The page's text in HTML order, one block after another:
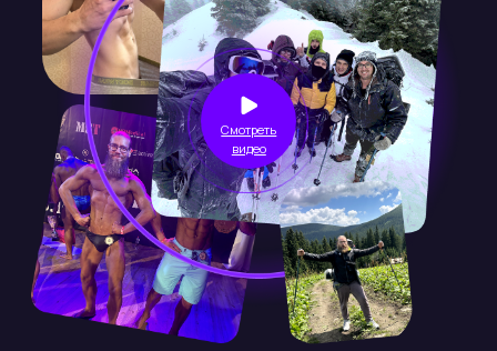
в жизни, создал мужской клуб «Мастера
жизни», разработал авторские тренинги и
методики.
В мышлении
— перешёл на уровень
мышления масштаба и влияния.
В рекордах— 14 соревнований за 1 год,
покорил 2 горы, стал номинантом в «Книгу
рекордов Украины».
И ты сможешь так же со мной
в менторстве.
Сделай свой первый шаг с
наставником